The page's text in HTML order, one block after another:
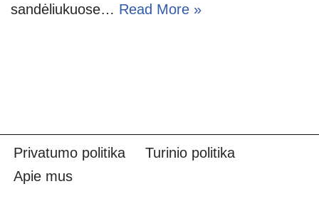
sandėliukuose… Read More »
Privatumo politika
Turinio politika
Apie mus